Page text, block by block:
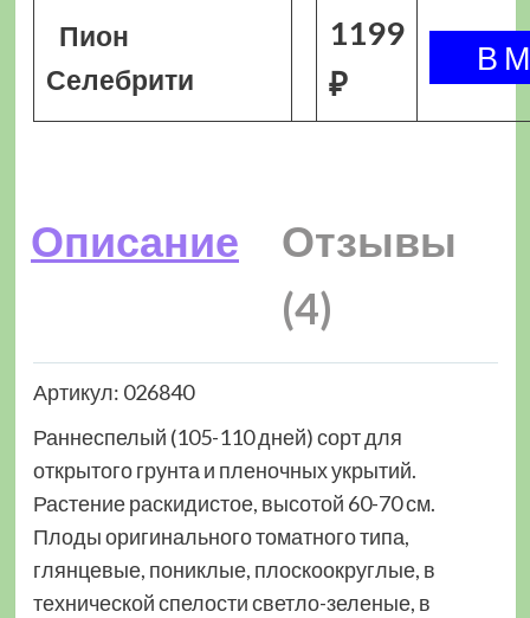
Пион
Селебрити
1199
₽
Описание
Отзывы
(4)
Артикул: 026840
Раннеспелый (105-110 дней) сорт для
открытого грунта и пленочных укрытий.
Растение раскидистое, высотой 60-70 см.
Плоды оригинального томатного типа,
глянцевые, пониклые, плоскоокруглые, в
технической спелости светло-зеленые, в